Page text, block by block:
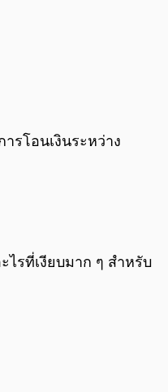
รโอนเงินระหว่าง
ไรที่เงียบมาก ๆ สำหรับ